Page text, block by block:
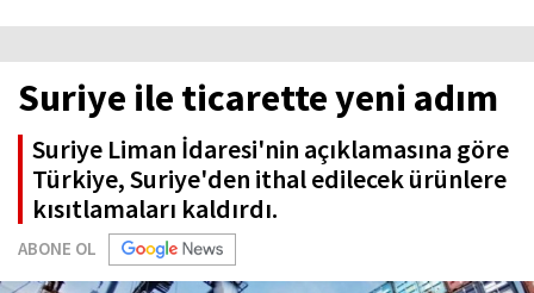
Suriye ile ticarette yeni adım
Suriye Liman İdaresi'nin açıklamasına göre
Türkiye, Suriye'den ithal edilecek ürünlere
kısıtlamaları kaldırdı.
ABONE OL